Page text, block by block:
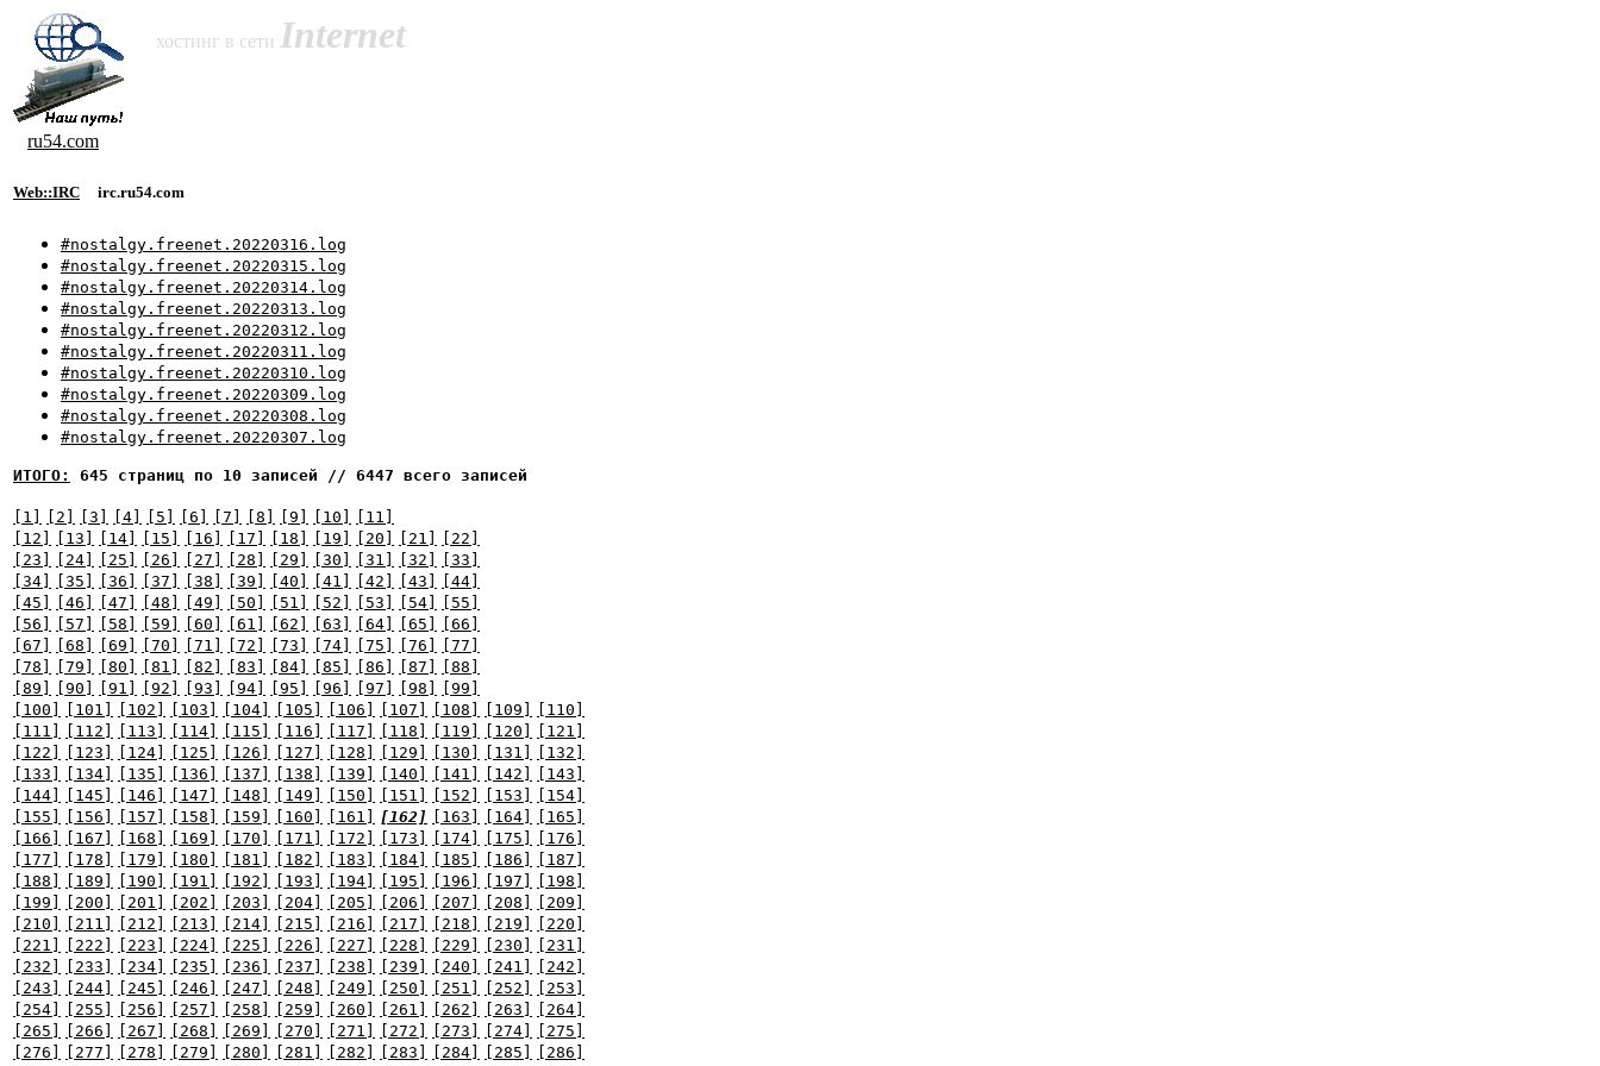
хостинг в сети Internet
ru54.com
Web::IRC irc.ru54.com
#nostalgy.freenet.20220316.log
#nostalgy.freenet.20220315.log
#nostalgy.freenet.20220314.log
#nostalgy.freenet.20220313.log
#nostalgy.freenet.20220312.log
#nostalgy.freenet.20220311.log
#nostalgy.freenet.20220310.log
#nostalgy.freenet.20220309.log
#nostalgy.freenet.20220308.log
#nostalgy.freenet.20220307.log
ИТОГО: 645 страниц по 10 записей // 6447 всего записей
[1] [2] [3] [4] [5] [6] [7] [8] [9] [10]
[11]
[12]
[13] [14] [15] [16] [17] [18] [19] [20] [21]
[22]
[23]
[24] [25] [26] [27] [28] [29] [30] [31] [32]
[33]
[34]
[35] [36] [37] [38] [39] [40] [41] [42] [43]
[44]
[45]
[46] [47] [48] [49] [50] [51] [52] [53] [54]
[55]
[56]
[57] [58] [59] [60] [61] [62] [63] [64] [65]
[66]
[67]
[68] [69] [70] [71] [72] [73] [74] [75] [76]
[77]
[78]
[79] [80] [81] [82] [83] [84] [85] [86] [87]
[88]
[89]
[90] [91] [92] [93] [94] [95] [96] [97] [98]
[99]
[100]
[101] [102] [103] [104] [105] [106] [107] [108] [109]
[110]
[111]
[112] [113] [114] [115] [116] [117] [118] [119] [120]
[121]
[122]
[123] [124] [125] [126] [127] [128] [129] [130] [131]
[132]
[133]
[134] [135] [136] [137] [138] [139] [140] [141] [142]
[143]
[144]
[145] [146] [147] [148] [149] [150] [151] [152] [153]
[154]
[155]
[156] [157] [158] [159] [160] [161] [162] [163] [164]
[165]
[166]
[167] [168] [169] [170] [171] [172] [173] [174] [175]
[176]
[177]
[178] [179] [180] [181] [182] [183] [184] [185] [186]
[187]
[188]
[189] [190] [191] [192] [193] [194] [195] [196] [197]
[198]
[199]
[200] [201] [202] [203] [204] [205] [206] [207] [208]
[209]
[210]
[211] [212] [213] [214] [215] [216] [217] [218] [219]
[220]
[221]
[222] [223] [224] [225] [226] [227] [228] [229] [230]
[231]
[232]
[233] [234] [235] [236] [237] [238] [239] [240] [241]
[242]
[243]
[244] [245] [246] [247] [248] [249] [250] [251] [252]
[253]
[254]
[255] [256] [257] [258] [259] [260] [261] [262] [263]
[264]
[265]
[266] [267] [268] [269] [270] [271] [272] [273] [274]
[275]
[276]
[277] [278] [279] [280] [281] [282] [283] [284] [285]
[286]